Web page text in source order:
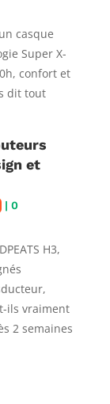
casque
Super X-
confort et
dit tout
et
| 0
H3,
ils vraiment
2 semaines